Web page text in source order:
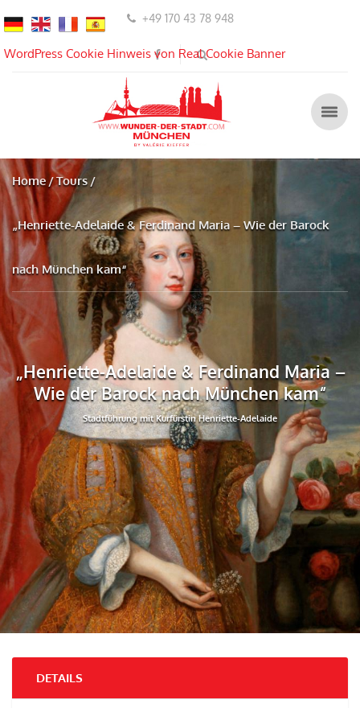
+49 170 43 78 948
Home Tours
„Henriette-Adelaide & Ferdinand Maria – Wie der Barock
nach München kam“
„Henriette-Adelaide & Ferdinand Maria –
Wie der Barock nach München kam“
Stadtführung mit Kurfürstin Henriette-Adelaide
DETAILS
WordPress Cookie Hinweis von Real Cookie Banner